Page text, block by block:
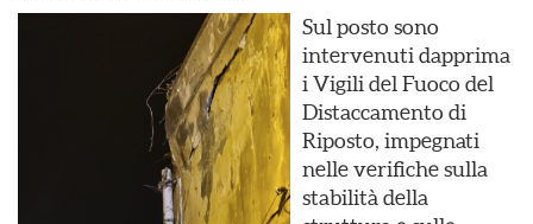
Sul posto sono
intervenuti dapprima
i Vigili del Fuoco del
Distaccamento di
Riposto, impegnati
nelle verifiche sulla
stabilità della